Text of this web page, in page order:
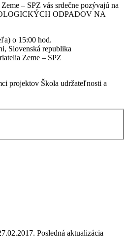
– SPZ vás srdečne pozývajú na
ODPADOV NA
o 15:00 hod.
Slovenská republika
Zeme – SPZ
projektov Škola udržateľnosti a
Posledná aktualizácia